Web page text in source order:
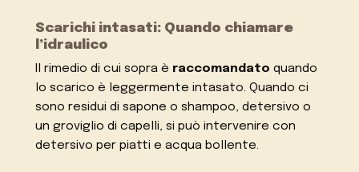
Scarichi intasati: Quando chiamare
l’idraulico
Il rimedio di cui sopra è raccomandato quando
lo scarico è leggermente intasato. Quando ci
sono residui di sapone o shampoo, detersivo o
un groviglio di capelli, si può intervenire con
detersivo per piatti e acqua bollente.